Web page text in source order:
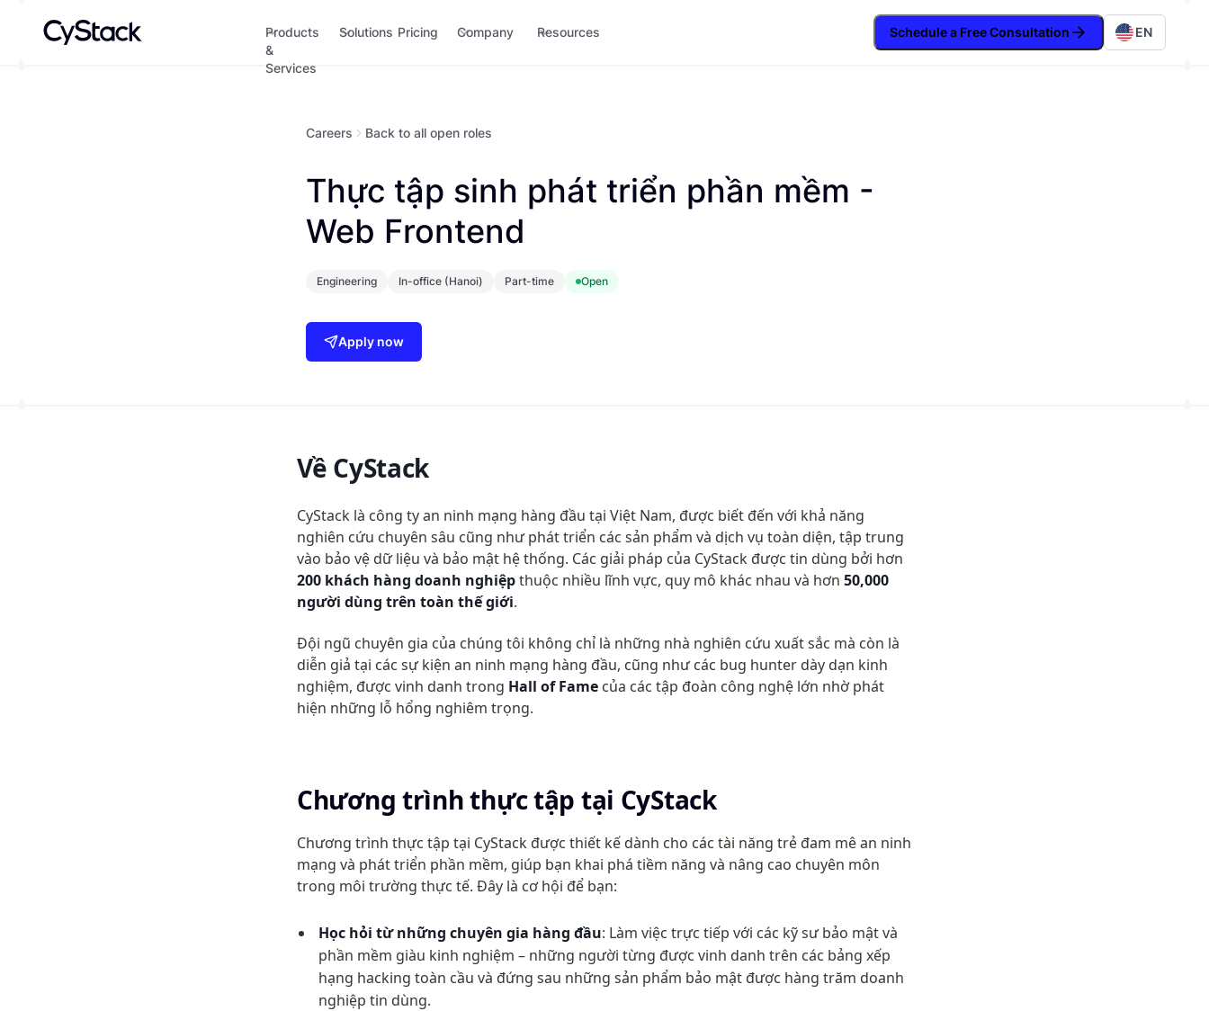
Products
&
Services
Solutions Pricing Company Resources Schedule a Free Consultation EN
Careers Back to all open roles
Thực tập sinh phát triển phần mềm -
Web Frontend
Engineering In-office (Hanoi) Part-time Open
Apply now
Về CyStack
CyStack là công ty an ninh mạng hàng đầu tại Việt Nam, được biết đến với khả năng
nghiên cứu chuyên sâu cũng như phát triển các sản phẩm và dịch vụ toàn diện, tập trung
200 khách hàng doanh nghiệp thuộc nhiều lĩnh vực, quy mô khác nhau và hơn 50,000
người dùng trên toàn thế giới.
Đội ngũ chuyên gia của chúng tôi không chỉ là những nhà nghiên cứu xuất sắc mà còn là
diễn giả tại các sự kiện an ninh mạng hàng đầu, cũng như các bug hunter dày dạn kinh
nghiệm, được vinh danh trong Hall of Fame của các tập đoàn công nghệ lớn nhờ phát
hiện những lỗ hổng nghiêm trọng.
Chương trình thực tập tại CyStack
Chương trình thực tập tại CyStack được thiết kế dành cho các tài năng trẻ đam mê an ninh
mạng và phát triển phần mềm, giúp bạn khai phá tiềm năng và nâng cao chuyên môn
trong môi trường thực tế. Đây là cơ hội để bạn:
Học hỏi từ những chuyên gia hàng đầu: Làm việc trực tiếp với các kỹ sư bảo mật và
phần mềm giàu kinh nghiệm – những người từng được vinh danh trên các bảng xếp
hạng hacking toàn cầu và đứng sau những sản phẩm bảo mật được hàng trăm doanh
nghiệp tin dùng.